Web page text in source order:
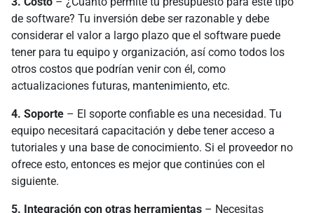
de software? Tu inversión debe ser razonable y debe
considerar el valor a largo plazo que el software puede
tener para tu equipo y organización, así como todos los
otros costos que podrían venir con él, como
actualizaciones futuras, mantenimiento, etc.
4. Soporte – El soporte confiable es una necesidad. Tu
equipo necesitará capacitación y debe tener acceso a
tutoriales y una base de conocimiento. Si el proveedor no
ofrece esto, entonces es mejor que continúes con el
siguiente.
5. Integración con otras herramientas – Necesitas